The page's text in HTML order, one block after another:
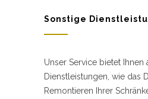
Sonstige
Unser Service bietet Ihnen
Dienstleistungen, wie das
Remontieren Ihrer